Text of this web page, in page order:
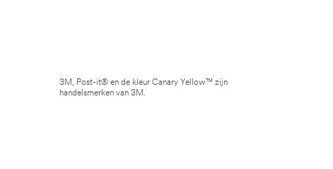
3M, Post-it® en de kleur Canary Yellow™ zijn
handelsmerken van 3M.